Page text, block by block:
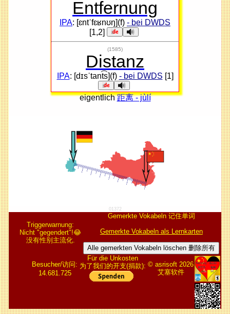
Entfernung
IPA: [ɛntˈfɛʁnʊŋ](f) - bei DWDS
[1,2]
(1585)
Distanz
IPA: [dɪsˈtant͡s](f) - bei DWDS [1]
eigentlich距离 - jùlí
01372
Triggerwarnung:
Nicht "gegendert"!😂
没有性别主流化.
Gemerkte Vokabeln 记住单词
Gemerkte Vokabeln als Lernkarten
Alle gemerkten Vokabeln löschen 删除所有
Besucher/访问:
14.681.725
Für die Unkosten
为了我们的开支(捐款): © asrisoft 2026
艾塞软件